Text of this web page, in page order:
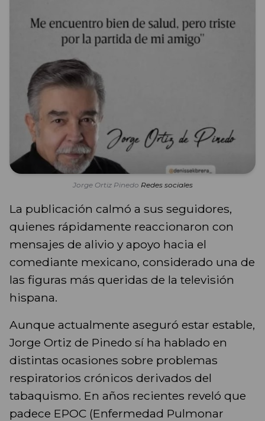
Jorge Ortiz Pinedo Redes sociales
La publicación calmó a sus seguidores,
quienes rápidamente reaccionaron con
mensajes de alivio y apoyo hacia el
comediante mexicano, considerado una de
las figuras más queridas de la televisión
hispana.
Aunque actualmente aseguró estar estable,
Jorge Ortiz de Pinedo sí ha hablado en
distintas ocasiones sobre problemas
respiratorios crónicos derivados del
tabaquismo. En años recientes reveló que
padece EPOC (Enfermedad Pulmonar